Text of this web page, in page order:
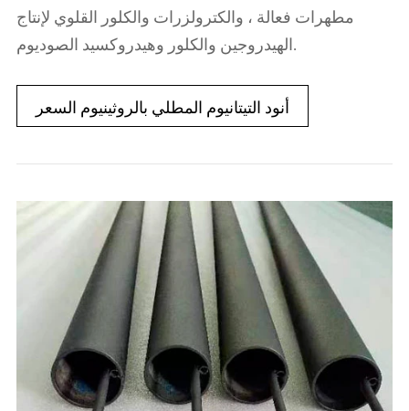
مطهرات فعالة ، والكترولزرات والكلور القلوي لإنتاج
الهيدروجين والكلور وهيدروكسيد الصوديوم.
أنود التيتانيوم المطلي بالروثينيوم السعر